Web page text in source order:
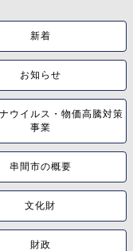
新着
お知らせ
ウイルス・物価高騰対策
事業
串間市の概要
文化財
財政